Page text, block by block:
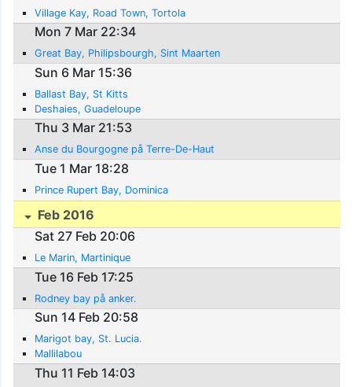
Village Kay, Road Town, Tortola
Mon 7 Mar 22:34
Great Bay, Philipsbourgh, Sint Maarten
Sun 6 Mar 15:36
Ballast Bay, St Kitts
Deshaies, Guadeloupe
Thu 3 Mar 21:53
Anse du Bourgogne på Terre-De-Haut
Tue 1 Mar 18:28
Prince Rupert Bay, Dominica
Feb 2016
Sat 27 Feb 20:06
Le Marin, Martinique
Tue 16 Feb 17:25
Rodney bay på anker.
Sun 14 Feb 20:58
Marigot bay, St. Lucia.
Mallilabou
Thu 11 Feb 14:03